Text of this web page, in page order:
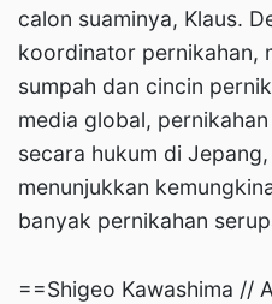
calon suaminya, Klaus.
koordinator pernikahan,
sumpah dan cincin
media global,
secara hukum di
menunjukkan
banyak pernikahan
==Shigeo Kawashima //